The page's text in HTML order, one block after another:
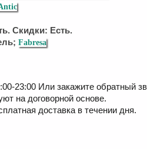
Скидки: Есть.
Fabresa
23:00 Или закажите обратный
на договорной основе.
доставка в течении дня.